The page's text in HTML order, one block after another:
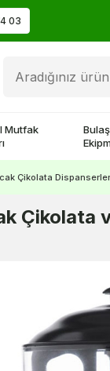
03 500 TL Kazan!
Mutfak
Çikolata
Çikolata